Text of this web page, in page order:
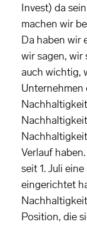
Invest) da
machen wir
Da haben wir
wir sagen, wir
auch wichtig,
Unternehmen
Verlauf
seit 1. Juli
eingerichtet
Position, die